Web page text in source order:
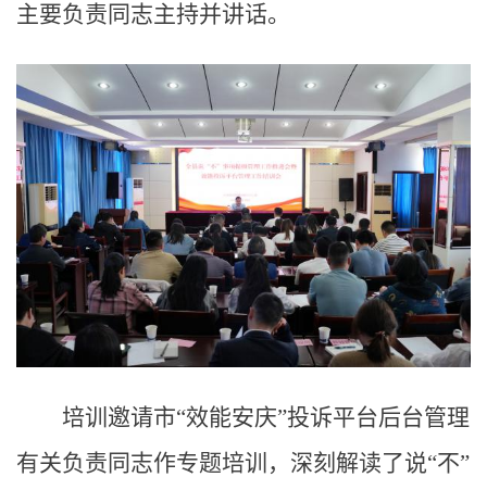
主要负责同志主持并讲话。
培训邀请市“效能安庆”投诉平台后台管理
有关负责同志作专题培训，深刻解读了说“不”